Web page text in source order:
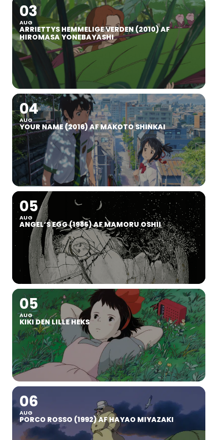
03
AUG
ARRIETTYS HEMMELIGE VERDEN (2010) AF
HIROMASA YONEBAYASHI
04
AUG
YOUR NAME (2016) AF MAKOTO SHINKAI
05
AUG
ANGEL’S EGG (1985) AF MAMORU OSHII
05
AUG
KIKI DEN LILLE HEKS
06
AUG
PORCO ROSSO (1992) AF HAYAO MIYAZAKI